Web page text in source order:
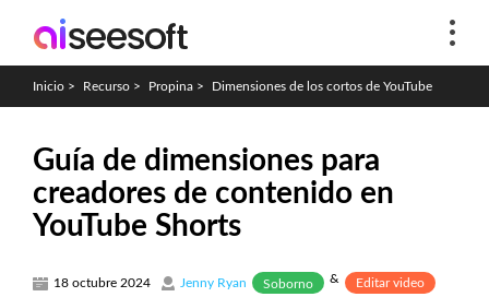
Inicio > Recurso > Propina > Dimensiones de los cortos de YouTube
Guía de dimensiones para
creadores de contenido en
YouTube Shorts
18 octubre 2024 Jenny Ryan Soborno & Editar video